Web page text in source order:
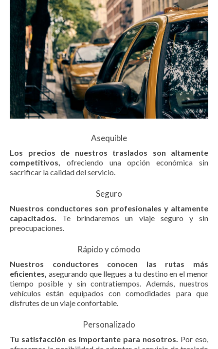
Asequible
Los precios de nuestros traslados son altamente
competitivos, ofreciendo una opción económica sin
sacrificar la calidad del servicio.
Seguro
Nuestros conductores son profesionales y altamente
capacitados. Te brindaremos un viaje seguro y sin
preocupaciones.
Rápido y cómodo
Nuestros conductores conocen las rutas más
eficientes, asegurando que llegues a tu destino en el menor
tiempo posible y sin contratiempos. Además, nuestros
vehículos están equipados con comodidades para que
disfrutes de un viaje confortable.
Personalizado
Tu satisfacción es importante para nosotros. Por eso,